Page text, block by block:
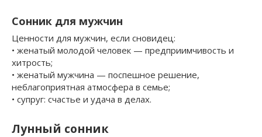
Сонник для мужчин
Ценности для мужчин, если сновидец:
• женатый молодой человек — предприимчивость и
хитрость;
• женатый мужчина — поспешное решение,
неблагоприятная атмосфера в семье;
• супруг: счастье и удача в делах.
Лунный сонник